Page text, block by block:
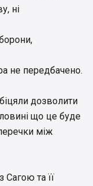
ні
не передбачено.
дозволити
що це буде
між
та її